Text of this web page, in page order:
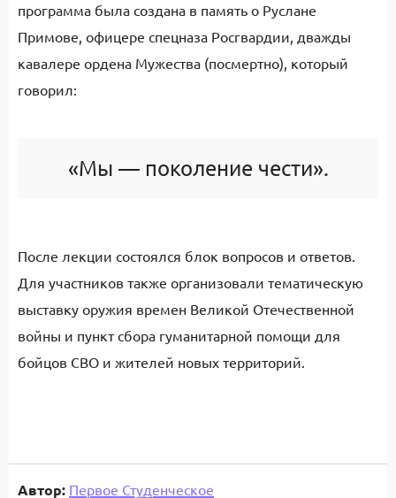
программа была создана в память о Руслане
Примове, офицере спецназа Росгвардии, дважды
кавалере ордена Мужества (посмертно), который
говорил:
«Мы — поколение чести».
После лекции состоялся блок вопросов и ответов.
Для участников также организовали тематическую
выставку оружия времен Великой Отечественной
войны и пункт сбора гуманитарной помощи для
бойцов СВО и жителей новых территорий.
Автор: Первое Студенческое